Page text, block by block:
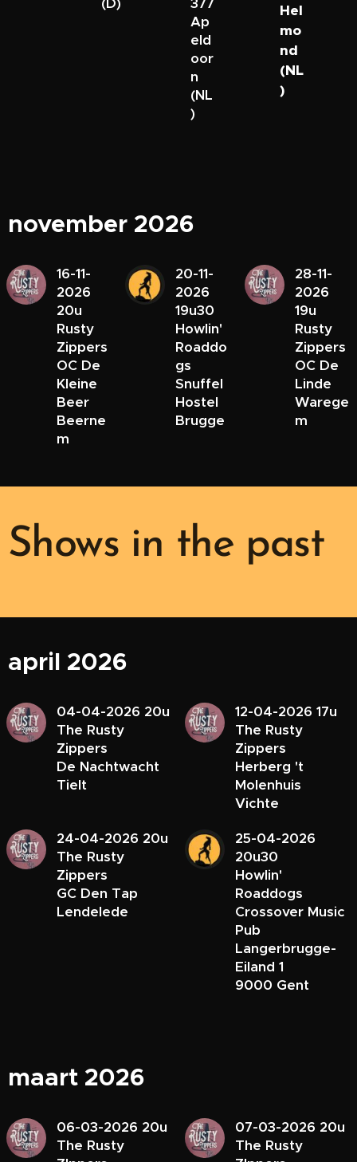
Ap
eld
oor
n
(NL
)
Hel
mo
nd
(NL
)
november 2026
16-11-
2026
20u
Rusty
Zippers
OC De
Kleine
Beer
Beerne
m
20-11-
2026
19u30
Howlin'
Roaddo
gs
Snuffel
Hostel
Brugge
28-11-
2026
19u
Rusty
Zippers
OC De
Linde
Warege
m
Shows in the past
april 2026
04-04-2026 20u
The Rusty
Zippers
De Nachtwacht
Tielt
12-04-2026 17u
The Rusty
Zippers
Herberg 't
Molenhuis
Vichte
24-04-2026 20u
The Rusty
Zippers
GC Den Tap
Lendelede
25-04-2026
20u30
Howlin'
Roaddogs
Crossover Music
Pub
Langerbrugge-
Eiland 1
9000 Gent
maart 2026
06-03-2026 20u
The Rusty
07-03-2026 20u
The Rusty